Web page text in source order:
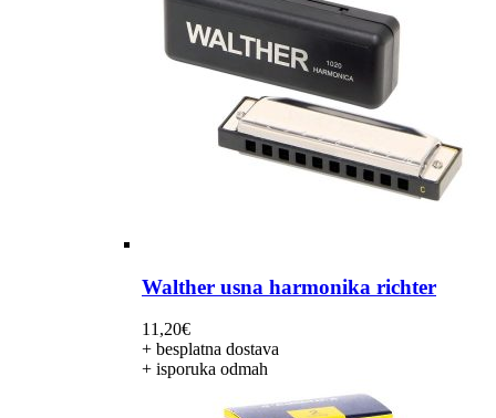
Walther usna harmonika richter
11,20€
+ besplatna dostava
+ isporuka odmah